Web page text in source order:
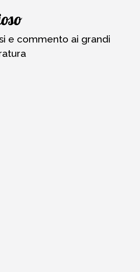
e commento ai grandi